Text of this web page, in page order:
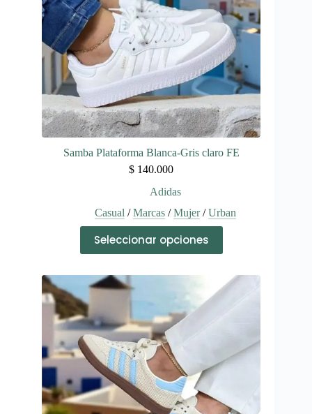
la
página
de
producto
Samba Plataforma Blanca-Gris claro FE
$ 140.000
Adidas
Casual /Marcas/Mujer/Urban
Seleccionar opciones
producto
tiene
se
pueden
elegir
en
la
página
de
producto